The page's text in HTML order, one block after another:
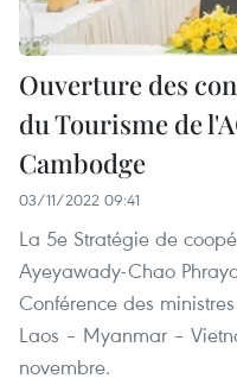
Ouverture des
du Tourisme de
Cambodge
03/11/2022 09:41
La 5e Stratégie de
Ayeyawady-Chao
Conférence des
Laos – Myanmar –
novembre.